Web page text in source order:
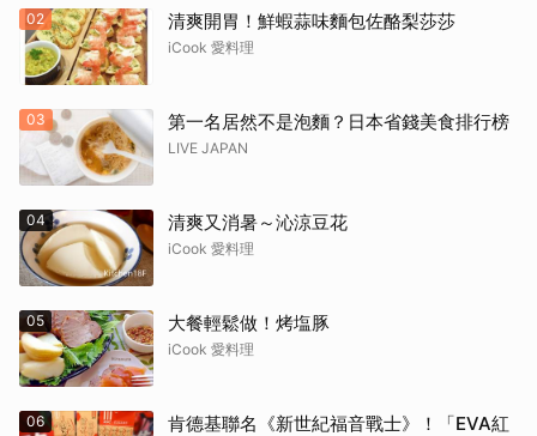
02 清爽開胃！鮮蝦蒜味麵包佐酪梨莎莎
iCook 愛料理
03 第一名居然不是泡麵？日本省錢美食排行榜
LIVE JAPAN
04 清爽又消暑～沁涼豆花
iCook 愛料理
05 大餐輕鬆做！烤塩豚
iCook 愛料理
06
肯德基聯名《新世紀福音戰士》！「EVA紅